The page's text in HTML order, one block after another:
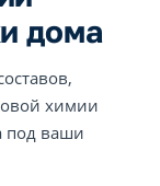
дома
химии
под ваши